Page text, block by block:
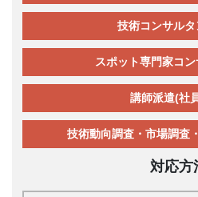
技術コンサル
スポット専門家コ
講師派遣(社
技術動向調査・市場調査
対応方